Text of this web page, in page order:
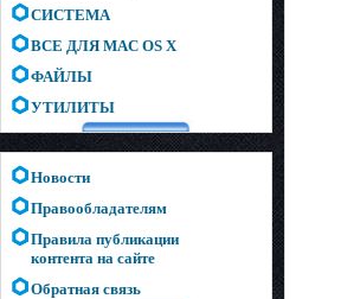
СИСТЕМА
ВСЕ ДЛЯ MAC OS X
ФАЙЛЫ
УТИЛИТЫ
Новости
Правообладателям
Правила публикации
контента на сайте
Обратная связь